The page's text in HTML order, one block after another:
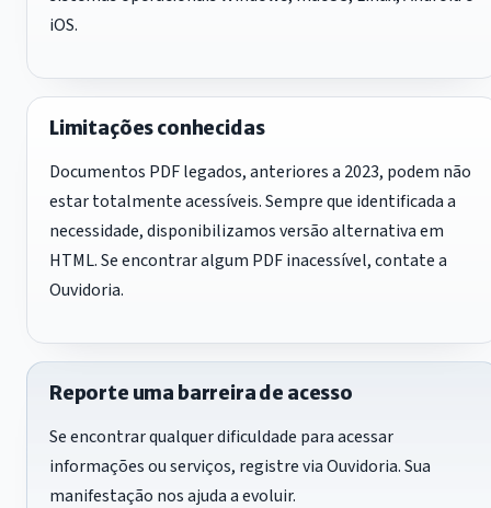
iOS.
Limitações conhecidas
Documentos PDF legados, anteriores a 2023, podem não
estar totalmente acessíveis. Sempre que identificada a
necessidade, disponibilizamos versão alternativa em
HTML. Se encontrar algum PDF inacessível, contate a
Ouvidoria.
Reporte uma barreira de acesso
Se encontrar qualquer dificuldade para acessar
informações ou serviços, registre via Ouvidoria. Sua
manifestação nos ajuda a evoluir.